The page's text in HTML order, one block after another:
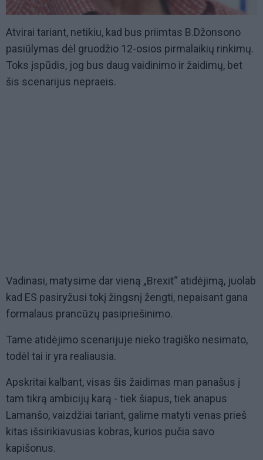
Atvirai tariant, netikiu, kad bus priimtas B.Džonsono
pasiūlymas dėl gruodžio 12-osios pirmalaikių rinkimų.
Toks įspūdis, jog bus daug vaidinimo ir žaidimų, bet
šis scenarijus nepraeis.
Vadinasi, matysime dar vieną „Brexit“ atidėjimą, juolab
kad ES pasiryžusi tokį žingsnį žengti, nepaisant gana
formalaus prancūzų pasipriešinimo.
Tame atidėjimo scenarijuje nieko tragiško nesimato,
todėl tai ir yra realiausia.
Apskritai kalbant, visas šis žaidimas man panašus į
tam tikrą ambicijų karą - tiek šiapus, tiek anapus
Lamanšo, vaizdžiai tariant, galime matyti venas prieš
kitas išsirikiavusias kobras, kurios pučia savo
kapišonus.